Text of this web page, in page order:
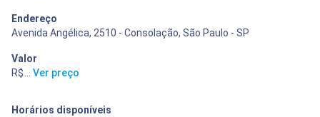
Endereço
Avenida Angélica, 2510 - Consolação, São Paulo - SP
Valor
R$ 400,00
Ver preço
Horários disponíveis